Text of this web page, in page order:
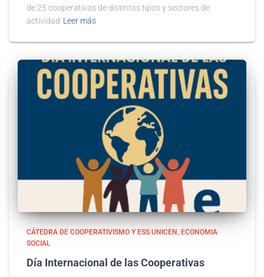
de 25 cooperativas de distintos tipos y sectores de
actividad Leer más
CÁTEDRA DE COOPERATIVISMO Y ESS UNICEN
ECONOMIA
SOCIAL
Día Internacional de las Cooperativas